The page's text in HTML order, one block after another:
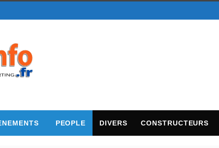
PEOPLE DIVERS CONSTRUCTEURS